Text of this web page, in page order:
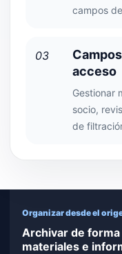
campos
03
acceso
Gestionar
socio,
de
Organizar desde el
Archivar de
materiales e